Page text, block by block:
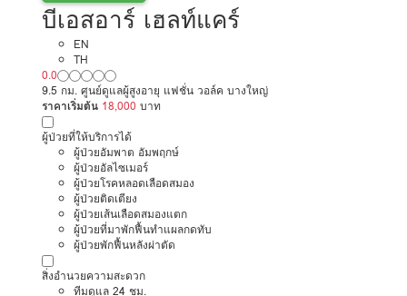
บีเอสอาร์ เฮลท์แคร์
EN
TH
0.0
9.5 กม. ศูนย์ดูแลผู้สูงอายุ แฟชั่น วอล์ค บางใหญ่
ราคาเริ่มต้น 18,000 บาท
ผู้ป่วยที่ให้บริการได้
ผู้ป่วยอัมพาต อัมพฤกษ์
ผู้ป่วยอัลไซเมอร์
ผู้ป่วยโรคหลอดเลือดสมอง
ผู้ป่วยติดเตียง
ผู้ป่วยเส้นเลือดสมองแตก
ผู้ป่วยที่มาพักฟื้นทำแผลกดทับ
ผู้ป่วยพักฟื้นหลังผ่าตัด
สิ่งอำนวยความสะดวก
ทีมดูแล 24 ชม.